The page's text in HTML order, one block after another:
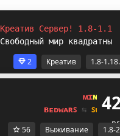
Креатив Сервер! 1.8-
Свободный мир
2 Креатив 1.8-
ᴍɪɴᴇ ʟᴀ
ʙᴇᴅᴡᴀʀꜱ ⇆
56 Выживание 1.8-